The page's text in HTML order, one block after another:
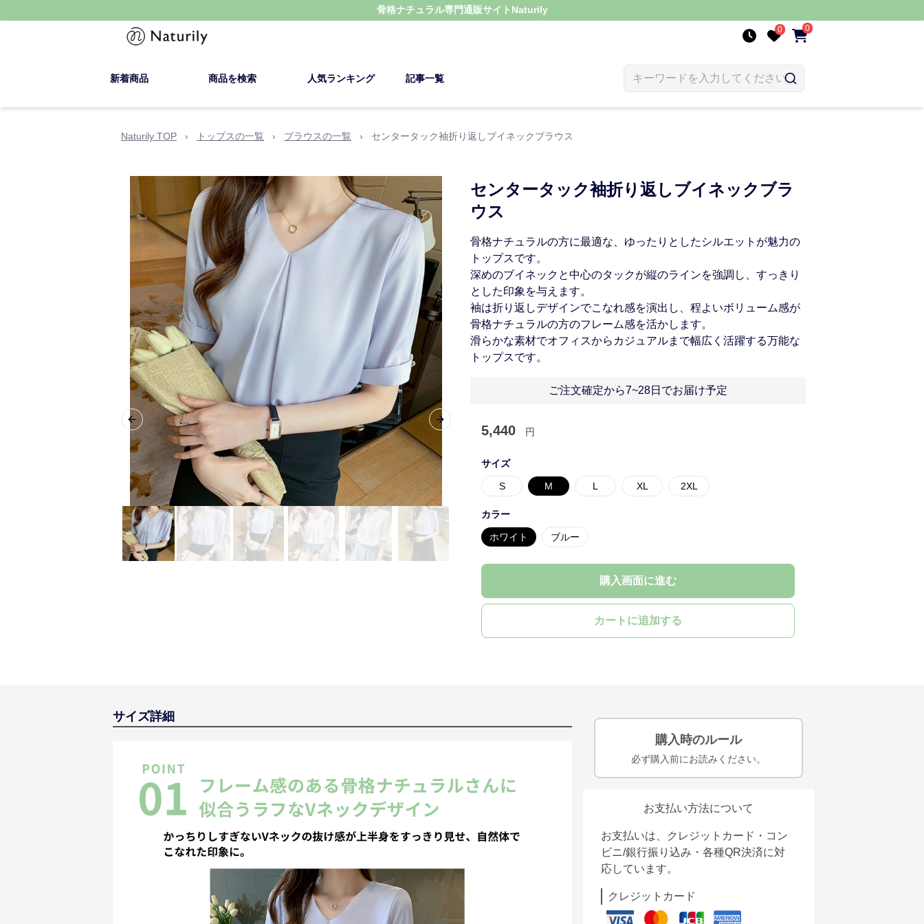
骨格ナチュラル専門通販サイト Naturily
0 0
新着商品 商品を検索 人気ランキング 記事一覧
Naturily TOP › トップスの一覧 › ブラウスの一覧 › センタータック袖折り返しブイネックブラウス
Previous slide Next slide
センタータック袖折り返しブイネックブラ
ウス
骨格ナチュラルの方に最適な、ゆったりとしたシルエットが魅力の
トップスです。
深めのブイネックと中心のタックが縦のラインを強調し、すっきり
とした印象を与えます。
袖は折り返しデザインでこなれ感を演出し、程よいボリューム感が
骨格ナチュラルの方のフレーム感を活かします。
滑らかな素材でオフィスからカジュアルまで幅広く活躍する万能な
トップスです。
ご注文確定から7~28日でお届け予定
5,440 円
サイズ
S M L XL 2XL
カラー
ホワイト ブルー
購入画面に進む
カートに追加する
サイズ詳細
購入時のルール
必ず購入前にお読みください。
お支払い方法について
お支払いは、クレジットカード・コン
ビニ/銀行振り込み・各種QR決済に対
応しています。
クレジットカード